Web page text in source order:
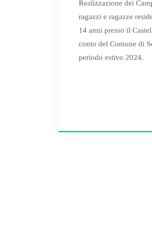
Realizzazione dei
ragazzi e ragazze
14 anni presso il
conto del Comune di
periodo estivo 2024.